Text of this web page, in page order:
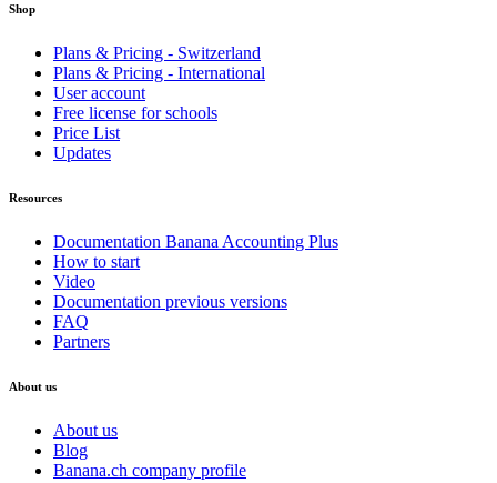
Shop
Plans & Pricing - Switzerland
Plans & Pricing - International
User account
Free license for schools
Price List
Updates
Resources
Documentation Banana Accounting Plus
How to start
Video
Documentation previous versions
FAQ
Partners
About us
About us
Blog
Banana.ch company profile